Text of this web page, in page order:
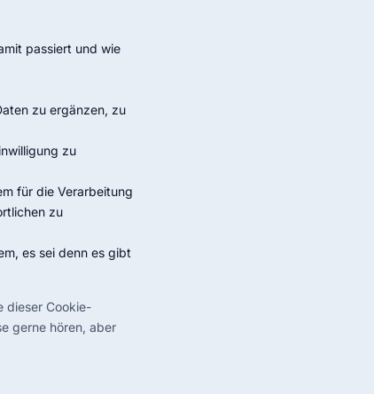
passiert und wie
zu ergänzen, zu
zu
für die Verarbeitung
zu
es sei denn es gibt
dieser Cookie-
gerne hören, aber